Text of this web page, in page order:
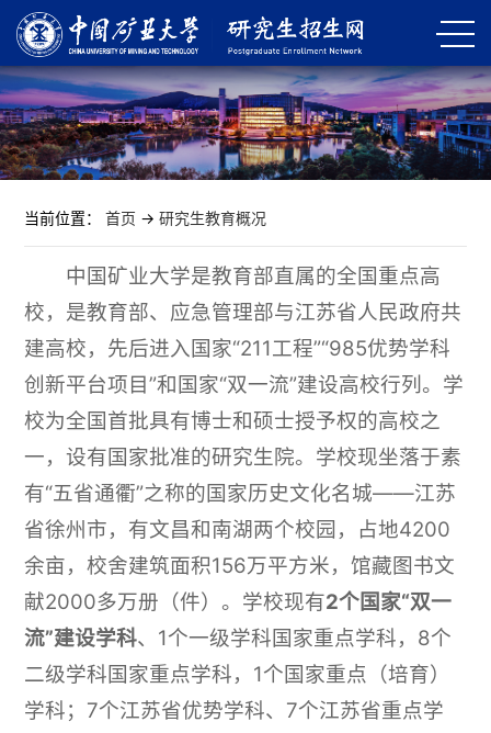
当前位置：首页 ->研究生教育概况
中国矿业大学是教育部直属的全国重点高
校，是教育部、应急管理部与江苏省人民政府共
建高校，先后进入国家“211工程”“985优势学科
创新平台项目”和国家“双一流”建设高校行列。学
校为全国首批具有博士和硕士授予权的高校之
一，设有国家批准的研究生院。学校现坐落于素
有“五省通衢”之称的国家历史文化名城——江苏
省徐州市，有文昌和南湖两个校园，占地4200
余亩，校舍建筑面积156万平方米，馆藏图书文
献2000多万册（件）。学校现有2个国家“双一
流”建设学科、1个一级学科国家重点学科，8个
二级学科国家重点学科，1个国家重点（培育）
学科；7个江苏省优势学科、7个江苏省重点学